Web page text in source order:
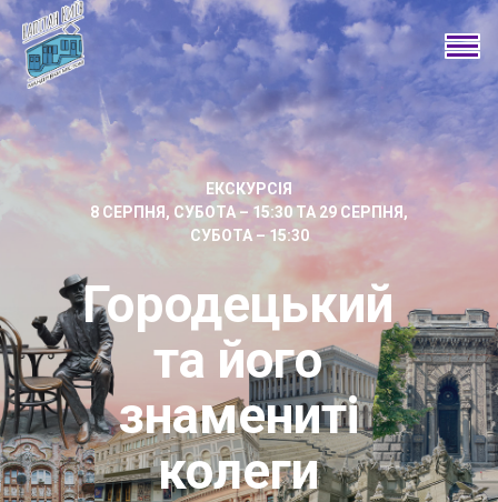
ЕКСКУРСІЯ
8 СЕРПНЯ, СУБОТА – 15:30 ТА 29 СЕРПНЯ,
СУБОТА – 15:30
Городецький
та його
знамениті
колеги